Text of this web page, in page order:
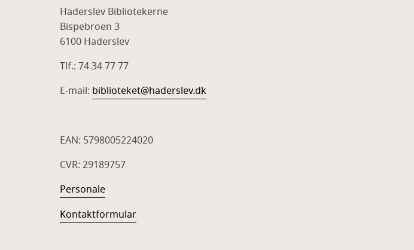
Haderslev Bibliotekerne
Bispebroen 3
6100 Haderslev
Tlf.: 74 34 77 77
E-mail: biblioteket@haderslev.dk
EAN: 5798005224020
CVR: 29189757
Personale
Kontaktformular